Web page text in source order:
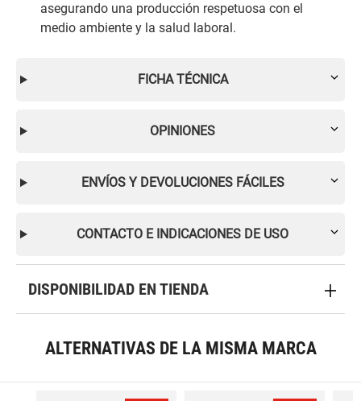
asegurando una producción respetuosa con el
medio ambiente y la salud laboral.
FICHA TÉCNICA
OPINIONES
ENVÍOS Y DEVOLUCIONES FÁCILES
CONTACTO E INDICACIONES DE USO
DISPONIBILIDAD EN TIENDA
ALTERNATIVAS DE LA MISMA MARCA